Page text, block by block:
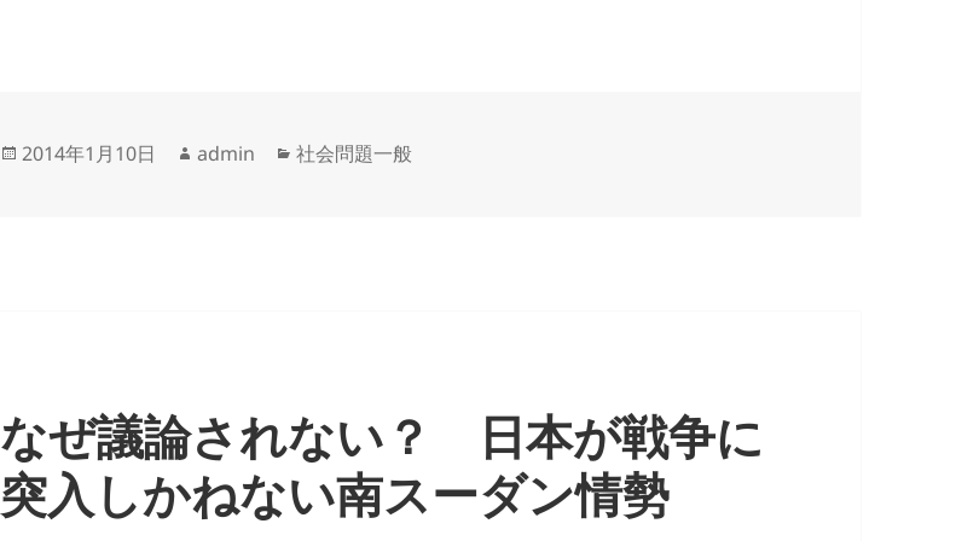
投
2014年1月10日
作
admin
カ
社会問題一般
なぜ議論されない？ 日本が戦争に
突入しかねない南スーダン情勢